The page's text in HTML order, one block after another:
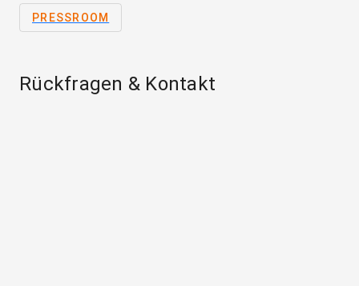
PRESSROOM
Rückfragen & Kontakt